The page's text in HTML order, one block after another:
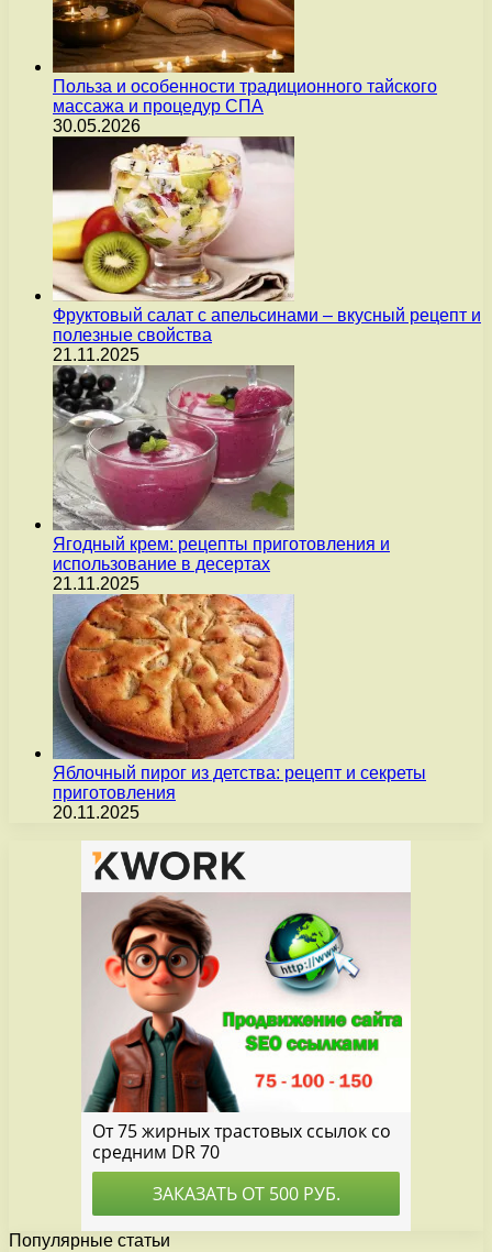
Польза и особенности традиционного тайского
массажа и процедур СПА
30.05.2026
Фруктовый салат с апельсинами – вкусный рецепт и
полезные свойства
21.11.2025
Ягодный крем: рецепты приготовления и
использование в десертах
21.11.2025
Яблочный пирог из детства: рецепт и секреты
приготовления
20.11.2025
Популярные статьи